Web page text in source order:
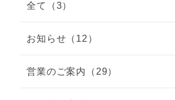
全て（3）
お知らせ（12）
営業のご案内（29）